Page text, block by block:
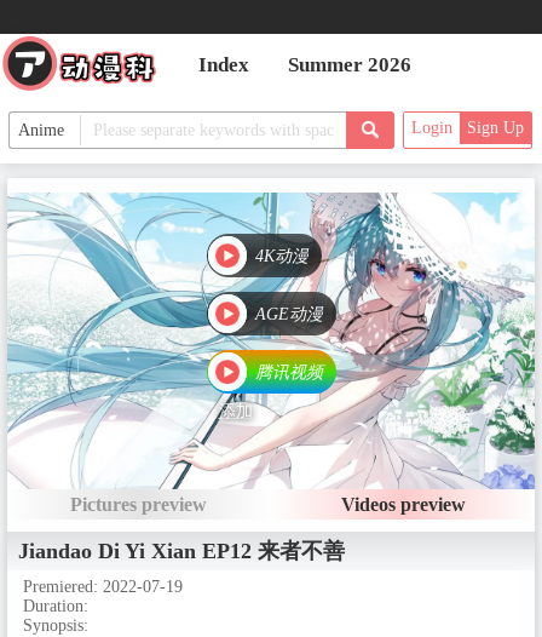
Index Summer 2026
Login Sign Up
4K动漫
AGE动漫
腾讯视频
添加
Pictures preview Videos preview
Jiandao Di Yi Xian EP12 来者不善
Premiered: 2022-07-19
Duration:
Synopsis:
EP7 不负年少
Date：Jul 4, 2022
EP8 神秘掌柜
Date：Jul 5, 2022
EP9 头破血流
Date：Jul 11, 2022